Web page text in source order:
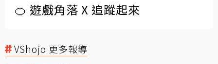
🍊 遊戲角落 X 追蹤起來
VShojo 更多報導